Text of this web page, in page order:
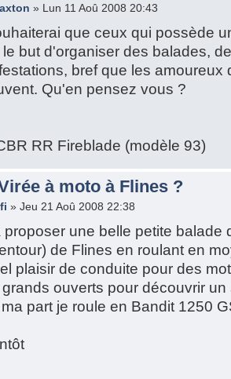
» Lun 11 Aoû 2008 20:43
que ceux qui possède
but d'organiser des balades,
bref que les amoureux
Qu'en pensez vous ?
RR Fireblade (modèle 93)
à moto à Flines ?
» Jeu 21 Aoû 2008 22:38
proposer une belle petite balade
de Flines en roulant en
plaisir de conduite pour des
ouverts pour découvrir
part je roule en Bandit 1250